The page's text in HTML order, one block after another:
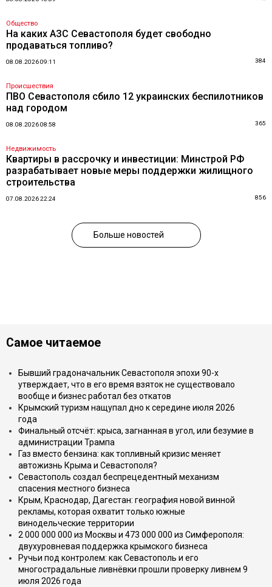
Общество
На каких АЗС Севастополя будет свободно
продаваться топливо?
08.08.2026 09:11 384
Происшествия
ПВО Севастополя сбило 12 украинских беспилотников
над городом
08.08.2026 08:58 365
Недвижимость
Квартиры в рассрочку и инвестиции: Минстрой РФ
разрабатывает новые меры поддержки жилищного
строительства
07.08.2026 22:24 856
Больше новостей
Самое читаемое
Бывший градоначальник Севастополя эпохи 90-х
утверждает, что в его время взяток не существовало
вообще и бизнес работал без откатов
Крымский туризм нащупал дно к середине июля 2026
года
Финальный отсчёт: крыса, загнанная в угол, или безумие в
администрации Трампа
Газ вместо бензина: как топливный кризис меняет
автожизнь Крыма и Севастополя?
Севастополь создал беспрецедентный механизм
спасения местного бизнеса
Крым, Краснодар, Дагестан: география новой винной
рекламы, которая охватит только южные
винодельческие территории
2 000 000 000 из Москвы и 473 000 000 из Симферополя:
двухуровневая поддержка крымского бизнеса
Ручьи под контролем: как Севастополь и его
многострадальные ливнёвки прошли проверку ливнем 9
июля 2026 года